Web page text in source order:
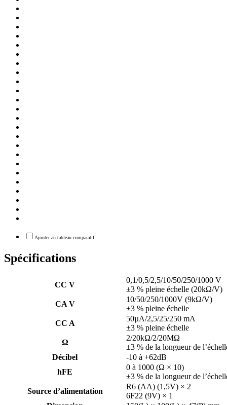
Spécifications
CC V
0,1/0,5/2,5/10/50/250/1000 V
±3 % pleine échelle (20kΩ/V)
CA V
10/50/250/1000V (9kΩ/V)
±3 % pleine échelle
CC A
50µA/2,5/25/250 mA
±3 % pleine échelle
Ω
2/20kΩ/2/20MΩ
±3 % de la longueur de
Décibel
-10 à +62dB
hFE
0 à 1000 (Ω × 10)
±3 % de la longueur de
Source d’alimentation
R6 (AA) (1,5V) × 2
6F22 (9V) × 1